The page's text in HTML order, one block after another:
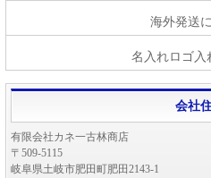
海外発送
名入れロゴ入
会社
有限会社カネ一古林商店
〒509-5115
岐阜県土岐市肥田町肥田2143-1